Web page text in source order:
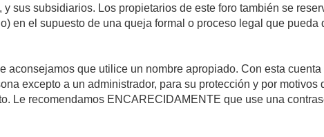
sus subsidiarios. Los propietarios de este foro también se
en el supuesto de una queja formal o proceso legal que pueda
que utilice un nombre apropiado. Con esta
excepto a un administrador, para su protección y por motivos
Le recomendamos ENCARECIDAMENTE que use una